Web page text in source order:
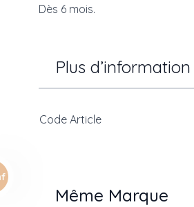
Dès 6 mois.
Plus d’information
Code Article
Même Marque